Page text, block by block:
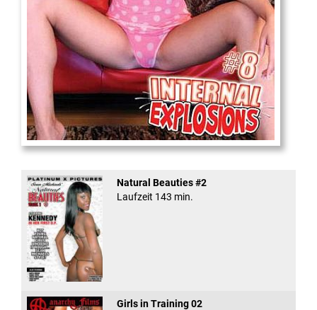
Internal Explosionen
Natural Beauties #2
Laufzeit 143 min.
Girls in Training 02